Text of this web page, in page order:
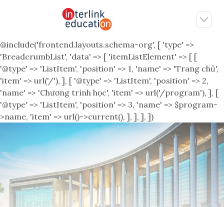
@include('frontend.layouts.schema-org', [ 'type' =>
'BreadcrumbList', 'data' => [ 'itemListElement' => [ [
'@type' => 'ListItem', 'position' => 1, 'name' => 'Trang chủ',
'item' => url('/'), ], [ '@type' => 'ListItem', 'position' => 2,
'name' => 'Chương trình học', 'item' => url('/program'), ], [
'@type' => 'ListItem', 'position' => 3, 'name' => $program-
>name, 'item' => url()->current(), ], ], ], ])